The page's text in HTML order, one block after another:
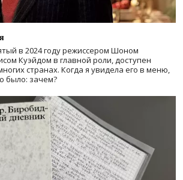
в 2024 годурежиссером Шоном
Куэйдом в главной роли, доступен
странах. Когда я увидела его в меню,
было: зачем?